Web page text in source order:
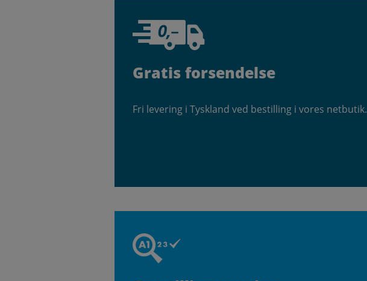
Gratis forsendelse
Fri levering i Tyskland ved bestilling i vores netbutik.